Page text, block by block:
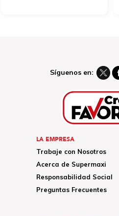
Síguenos en:
LA EMPRESA
Trabaje con Nosotros
Acerca de Supermaxi
Responsabilidad Social
Preguntas Frecuentes